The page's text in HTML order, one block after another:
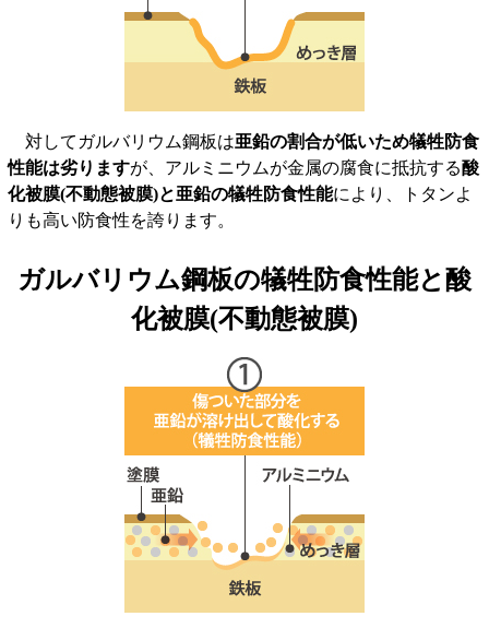
対してガルバリウム鋼板は亜鉛の割合が低いため犠牲防食
性能は劣りますが、アルミニウムが金属の腐食に抵抗する酸
化被膜(不動態被膜)と亜鉛の犠牲防食性能により、トタンよ
りも高い防食性を誇ります。
ガルバリウム鋼板の犠牲防食性能と酸
化被膜(不動態被膜)